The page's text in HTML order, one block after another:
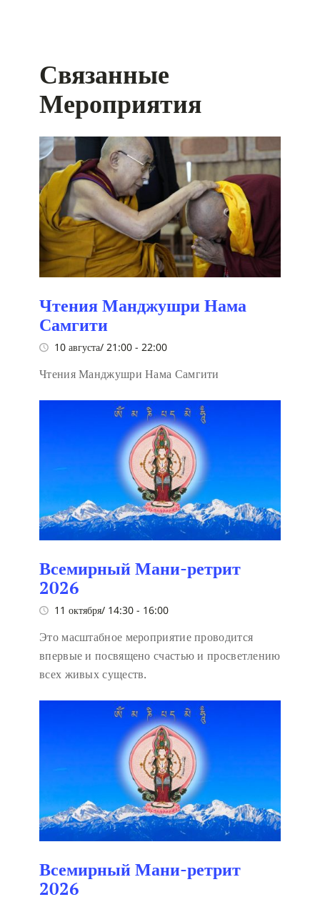
Связанные
Мероприятия
Чтения Манджушри Нама
Самгити
10 августа/ 21:00 - 22:00
Чтения Манджушри Нама Самгити
Всемирный Мани-ретрит
2026
11 октября/ 14:30 - 16:00
Это масштабное мероприятие проводится
впервые и посвящено счастью и просветлению
всех живых существ.
Всемирный Мани-ретрит
2026